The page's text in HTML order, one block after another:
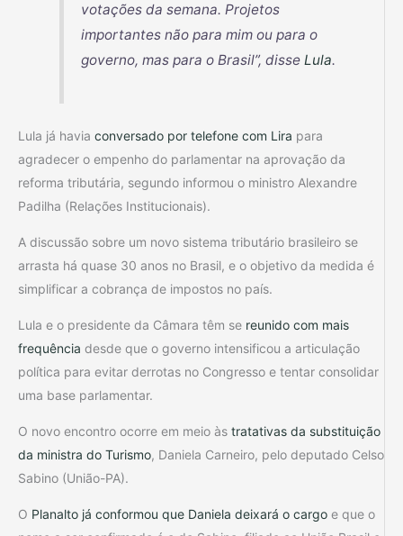
votações da semana. Projetos
importantes não para mim ou para o
governo, mas para o Brasil”, disse Lula.
Lula já havia conversado por telefone com Lira para
agradecer o empenho do parlamentar na aprovação da
reforma tributária, segundo informou o ministro Alexandre
Padilha (Relações Institucionais).
A discussão sobre um novo sistema tributário brasileiro se
arrasta há quase 30 anos no Brasil, e o objetivo da medida é
simplificar a cobrança de impostos no país.
Lula e o presidente da Câmara têm se reunido com mais
frequência desde que o governo intensificou a articulação
política para evitar derrotas no Congresso e tentar consolidar
uma base parlamentar.
O novo encontro ocorre em meio às tratativas da substituição
da ministra do Turismo, Daniela Carneiro, pelo deputado Celso
Sabino (União-PA).
O Planalto já conformou que Daniela deixará o cargo e que o